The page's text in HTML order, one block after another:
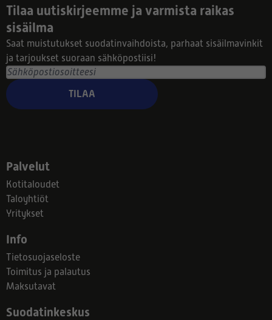
Tilaa uutiskirjeemme ja varmista raikas
sisäilma
Saat muistutukset suodatinvaihdoista, parhaat sisäilmavinkit
ja tarjoukset suoraan sähköpostiisi!
TILAA
Palvelut
Kotitaloudet
Taloyhtiöt
Yritykset
Info
Tietosuojaseloste
Toimitus ja palautus
Maksutavat
Suodatinkeskus